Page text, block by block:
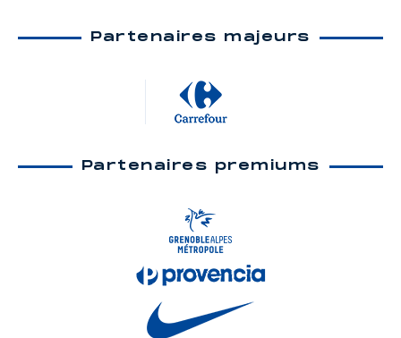
Partenaires majeurs
Partenaires premiums